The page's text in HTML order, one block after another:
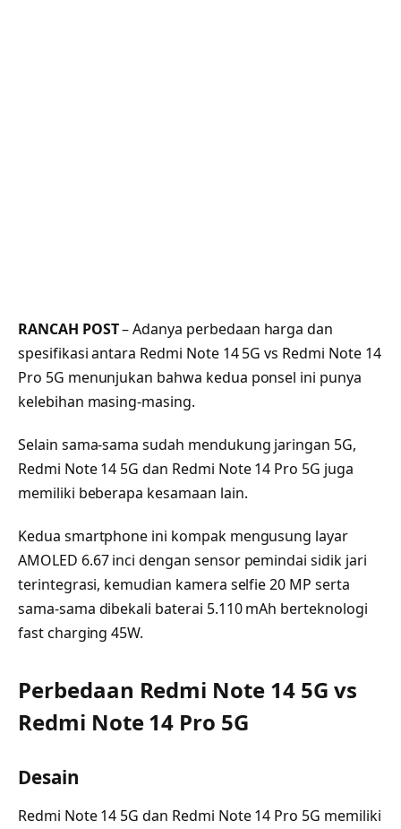
RANCAH POST– Adanya perbedaan harga dan
spesifikasi antara Redmi Note 14 5G vs Redmi Note 14
Pro 5G menunjukan bahwa kedua ponsel ini punya
kelebihan masing-masing.
Selain sama-sama sudah mendukung jaringan 5G,
Redmi Note 14 5G dan Redmi Note 14 Pro 5G juga
memiliki beberapa kesamaan lain.
Kedua smartphone ini kompak mengusung layar
AMOLED 6.67 inci dengan sensor pemindai sidik jari
terintegrasi, kemudian kamera selfie 20 MP serta
sama-sama dibekali baterai 5.110 mAh berteknologi
fast charging 45W.
Perbedaan Redmi Note 14 5G vs
Redmi Note 14 Pro 5G
Desain
Redmi Note 14 5G dan Redmi Note 14 Pro 5G memiliki